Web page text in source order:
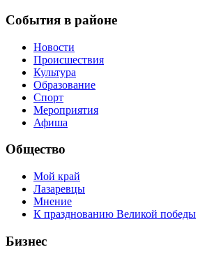
События в районе
Новости
Происшествия
Культура
Образование
Спорт
Мероприятия
Афиша
Общество
Мой край
Лазаревцы
Мнение
К празднованию Великой победы
Бизнес